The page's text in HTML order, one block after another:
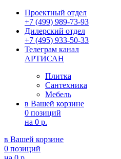
Проектный отдел
+7 (499) 989-73-93
Дилерский отдел
+7 (495) 933-50-33
Телеграм канал
АРТИСАН
Плитка
Сантехника
Мебель
в Вашей корзине
0 позиций
на 0 р.
в Вашей корзине
0 позиций